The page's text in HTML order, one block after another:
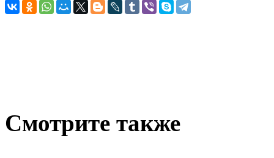
Cмотрите также